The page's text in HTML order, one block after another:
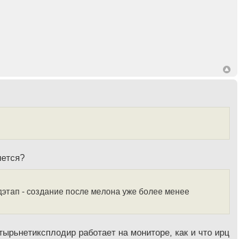
- создание после мелона уже более менее
работает на мониторе, как и что ирц